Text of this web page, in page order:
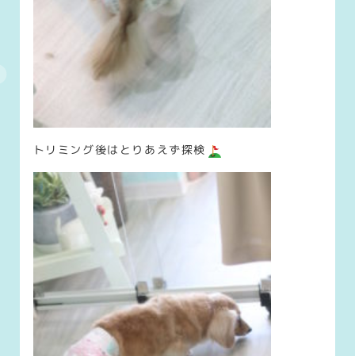
トリミング後はとりあえず探検